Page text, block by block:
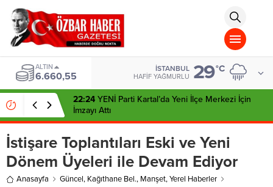
islami
chat
omegla
türk
sohbet
cinsel
sohbet
dini
chat
ALTIN
6.660,55
İSTANBUL
HAFIF YAĞMURLU 29°C
22:24 YENİ Parti Kartal’da Yeni İlçe Merkezi İçin
İmzayı Attı
İstişare Toplantıları Eski ve Yeni
Dönem Üyeleri ile Devam Ediyor
Anasayfa Güncel, Kağıthane Bel., Manşet,Yerel Haberler